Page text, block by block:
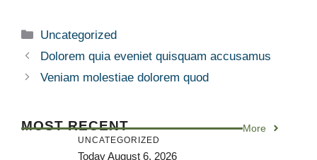
Uncategorized
Dolorem quia eveniet quisquam accusamus
Veniam molestiae dolorem quod
MOST RECENT More
UNCATEGORIZED
Today August 6, 2026